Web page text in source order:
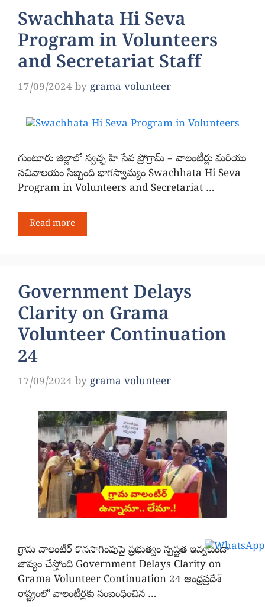
Swachhata Hi Seva
Program in Volunteers
and Secretariat Staff
17/09/2024 by grama volunteer
గుంటూరు జిల్లాలో స్వచ్ఛ హి సేవ ప్రోగ్రామ్ – వాలంటీర్లు మరియు
సచివాలయం సిబ్బంది భాగస్వామ్యం Swachhata Hi Seva
Program in Volunteers and Secretariat …
Read more
Government Delays
Clarity on Grama
Volunteer Continuation
24
17/09/2024 by grama volunteer
గ్రామ వాలంటీర్‌ కొనసాగింపుపై ప్రభుత్వం స్పష్టత ఇవ్వకుండా
జాప్యం చేస్తోంది Government Delays Clarity on
Grama Volunteer Continuation 24 ఆంధ్రప్రదేశ్
రాష్ట్రంలో వాలంటీర్లకు సంబంధించిన …